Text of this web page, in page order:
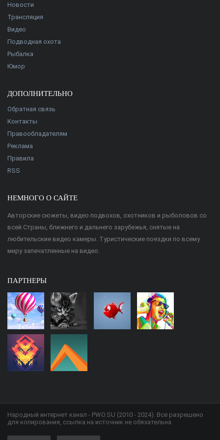
Новости
Трансляция
Видео
Подводная охота
Рыбалка
Юмор
ДОПОЛНИТЕЛЬНО
Обратная связь
Контакты
Правообладателям
Реклама
Правила
RSS
НЕМНОГО О САЙТЕ
Авторские сюжеты, видео подвохов, охотников и рыболовов со
всей Страны, ближнего и дальнего зарубежья, снятые на
любительские видео камеры. Туристические поездки по всему
миру запечатленные на видео.
ПАРТНЕРЫ
Народный интернет канал - PWO.SU (2010 - 2024). Все разрешено
для копирования, ссылка на источник не обязательна